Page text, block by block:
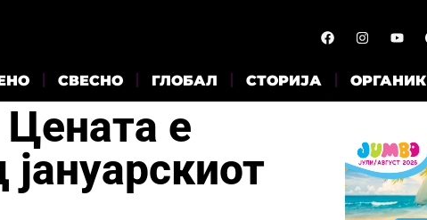
СВЕСНО ГЛОБАЛ СТОРИЈА ОРГАНИК
Цената е